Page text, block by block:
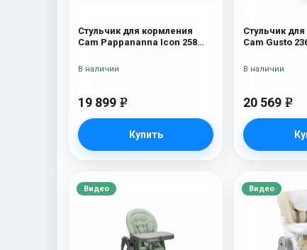
Стульчик для кормления
Cam Pappananna Icon 258
19 899 e
Купить
В наличии
Стульчик
Cam Gusto
20 569 e
В наличии
Видео Видео